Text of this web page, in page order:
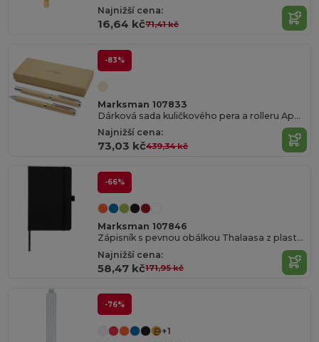
Najnižší cena:
16,64 kč71,41 kč
-83%
Marksman 107833
Dárková sada kuličkového pera a rolleru Apolys z bambusu
Najnižší cena:
73,03 kč439,34 kč
-66%
Marksman 107846
Zápisník s pevnou obálkou Thalaasa z plastu recyklovaného z oceánu
Najnižší cena:
58,47 kč171,95 kč
-76%
+1